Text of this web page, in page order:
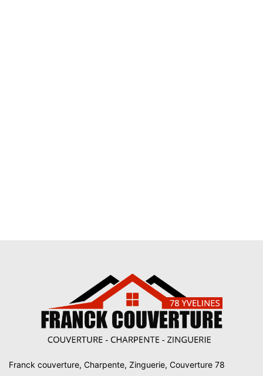
Franck couverture, Charpente, Zinguerie, Couverture 78